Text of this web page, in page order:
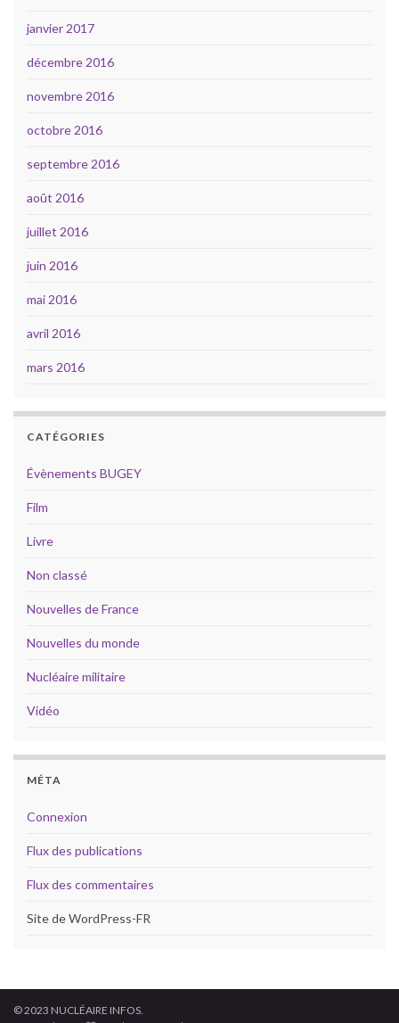
janvier 2017
décembre 2016
novembre 2016
octobre 2016
septembre 2016
août 2016
juillet 2016
juin 2016
mai 2016
avril 2016
mars 2016
CATÉGORIES
Évènements BUGEY
Film
Livre
Non classé
Nouvelles de France
Nouvelles du monde
Nucléaire militaire
Vidéo
MÉTA
Connexion
Flux des publications
Flux des commentaires
Site de WordPress-FR
© 2023 NUCLÉAIRE INFOS.